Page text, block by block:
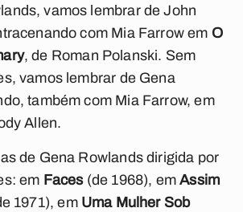
vamos lembrar de John
com Mia Farrow em O
, de Roman Polanski. Sem
vamos lembrar de Gena
também com Mia Farrow, em
Allen.
de Gena Rowlands dirigida por
em Faces(de 1968), emAssim
1971), em Uma Mulher Sob